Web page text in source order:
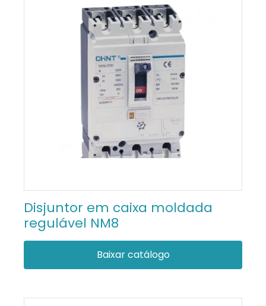
Disjuntor em caixa moldada
regulável NM8
Baixar catálogo